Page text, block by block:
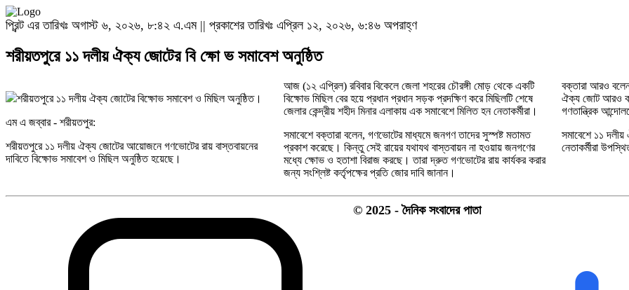
প্রিন্ট এর তারিখঃ অগাস্ট ৬, ২০২৬, ৮:৪২ এ.এম || প্রকাশের তারিখঃ এপ্রিল ১২, ২০২৬, ৬:৪৬ অপরাহ্ণ
শরীয়তপুরে ১১ দলীয় ঐক্য জোটের বি ক্ষো ভ সমাবেশ অনুষ্ঠিত
শরীয়তপুরে ১১ দলীয় ঐক্য জোটের বিক্ষোভ সমাবেশ ও মিছিল অনুষ্ঠিত।
এম এ জব্বার - শরীয়তপুর:
শরীয়তপুরে ১১ দলীয় ঐক্য জোটের আয়োজনে গণভোটের রায় বাস্তবায়নের
দাবিতে বিক্ষোভ সমাবেশ ও মিছিল অনুষ্ঠিত হয়েছে।
আজ (১২ এপ্রিল) রবিবার বিকেলে জেলা শহরের চৌরঙ্গী মোড় থেকে একটি
বিক্ষোভ মিছিল বের হয়ে প্রধান প্রধান সড়ক প্রদক্ষিণ করে মিছিলটি শেষে
জেলার কেন্দ্রীয় শহীদ মিনার এলাকায় এক সমাবেশে মিলিত হন নেতাকর্মীরা।
সমাবেশে বক্তারা বলেন, গণভোটের মাধ্যমে জনগণ তাদের সুস্পষ্ট মতামত
প্রকাশ করেছে। কিন্তু সেই রায়ের যথাযথ বাস্তবায়ন না হওয়ায় জনগণের
মধ্যে ক্ষোভ ও হতাশা বিরাজ করছে। তারা দ্রুত গণভোটের রায় কার্যকর করার
জন্য সংশ্লিষ্ট কর্তৃপক্ষের প্রতি জোর দাবি জানান।
বক্তারা আরও
ঐক্য জোট আরও
গণতান্ত্রিক
সমাবেশে ১১ দলীয়
নেতাকর্মীরা
© 2025 - দৈনিক সংবাদের পাতা